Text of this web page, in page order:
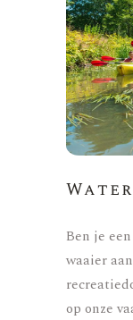
Ben je
waaier
op onze